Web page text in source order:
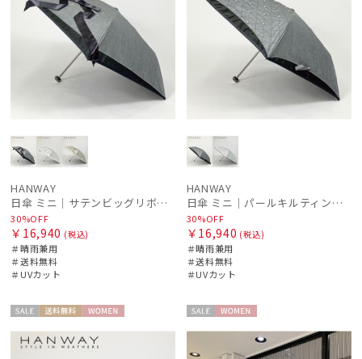
レディース キッズ
カテゴリー
ブランド
傘機能
マフラー・ストール・スカーフ
帽子
HANWAY
日傘 ミニ｜サテンビッグリボン [HANWAY]
30%OFF
￥16,940 (税込)
＃晴雨兼用
＃送料無料
＃UVカット
HANWAY
日傘 ミニ｜パールキルティング刺繍 [HANWAY]
30%OFF
￥16,940 (税込)
＃晴雨兼用
＃送料無料
＃UVカット
ル
料
N